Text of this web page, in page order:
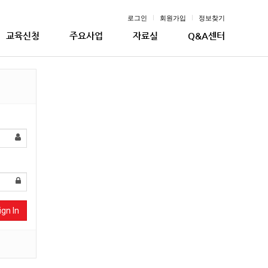
로그인 회원가입 정보찾기
교육신청 주요사업 자료실 Q&A센터
In